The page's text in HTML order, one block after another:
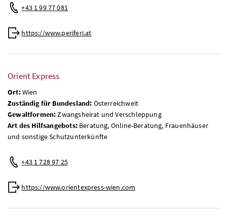
+43 1 99 77 081
https://www.periferi.at
Orient Express
Ort:Wien
Zuständig für Bundesland: Österreichweit
Gewaltformen:Zwangsheirat und Verschleppung
Art des Hilfsangebots:Beratung, Online-Beratung, Frauenhäuser
und sonstige Schutzunterkünfte
+43 1 728 97 25
https://www.orientexpress-wien.com